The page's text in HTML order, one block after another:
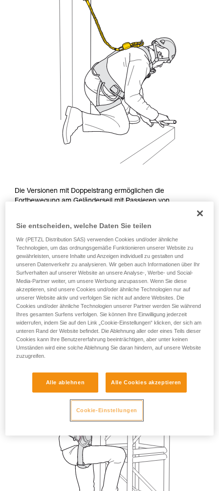
Die Versionen mit Doppelstrang ermöglichen die
Fortbewegung am Geländerseil mit Passieren von
Zwischensicherungen sowie die Fortbewegung an vertikalen
Sie entscheiden, welche Daten Sie teilen
Wir (PETZL Distribution SAS) verwenden Cookies und/oder ähnliche
Technologien, um das ordnungsgemäße Funktionieren unserer Website zu
gewährleisten, unsere Inhalte und Anzeigen individuell zu gestalten und
unseren Datenverkehr zu analysieren. Wir geben auch Informationen über Ihr
Surfverhalten auf unserer Website an unsere Analyse-, Werbe- und Social-
Media-Partner weiter, um unsere Werbung anzupassen. Wenn Sie diese
akzeptieren, sind unsere Cookies und/oder ähnliche Technologien nur auf
unserer Website aktiv und verfolgen Sie nicht auf andere Websites. Die
Cookies und/oder ähnliche Technologien unserer Partner werden Sie während
Ihres gesamten Surfens verfolgen. Sie können Ihre Einwilligung jederzeit
widerrufen, indem Sie auf den Link „Cookie-Einstellungen“ klicken, der sich am
unteren Rand der Website befindet. Die Ablehnung aller oder eines Teils dieser
Cookies kann Ihre Benutzererfahrung beeinträchtigen, aber unter keinen
Umständen wird eine solche Ablehnung Sie daran hindern, auf unsere Website
zuzugreifen.
Alle ablehnen Alle Cookies akzeptieren
Cookie-Einstellungen